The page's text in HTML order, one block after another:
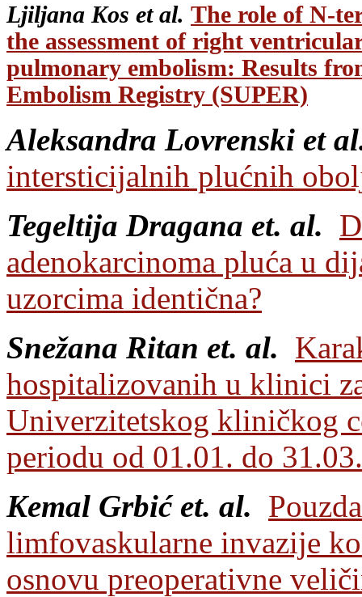
Ljiljana Kos et al. The role of N-
the assessment of right
pulmonary embolism: Results
Embolism Registry (SUPER)
Aleksandra Lovrenski et
intersticijalnih plućnih
Tegeltija Dragana et. al.
adenokarcinoma pluća u
uzorcima identična?
Snežana Ritan et. al.
hospitalizovanih u klinici
Univerzitetskog kliničkog
periodu od 01.01. do
Kemal Grbić et. al.
limfovaskularne invazije
osnovu preoperativne